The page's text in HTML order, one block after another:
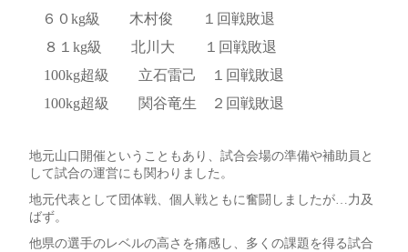
６０kg級 木村俊 １回戦敗退
８１kg級 北川大 １回戦敗退
100kg超級 立石雷己 １回戦敗退
100kg超級 関谷竜生 ２回戦敗退
地元山口開催ということもあり、試合会場の準備や補助員と
して試合の運営にも関わりました。
地元代表として団体戦、個人戦ともに奮闘しましたが…力及
ばず。
他県の選手のレベルの高さを痛感し、多くの課題を得る試合